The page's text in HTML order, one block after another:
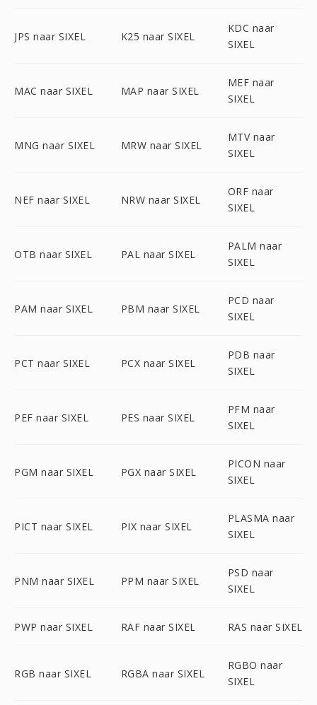
JPS naar SIXEL K25 naar SIXEL
KDC naar
SIXEL
MAC naar SIXEL MAP naar SIXEL
MEF naar
SIXEL
MNG naar SIXEL MRW naar SIXEL
MTV naar
SIXEL
NEF naar SIXEL NRW naar SIXEL
ORF naar
SIXEL
OTB naar SIXEL PAL naar SIXEL
PALM naar
SIXEL
PAM naar SIXEL PBM naar SIXEL
PCD naar
SIXEL
PCT naar SIXEL PCX naar SIXEL
PDB naar
SIXEL
PEF naar SIXEL PES naar SIXEL
PFM naar
SIXEL
PGM naar SIXEL PGX naar SIXEL
PICON naar
SIXEL
PICT naar SIXEL PIX naar SIXEL
PLASMA naar
SIXEL
PNM naar SIXEL PPM naar SIXEL
PSD naar
SIXEL
PWP naar SIXEL RAF naar SIXEL RAS naar SIXEL
RGB naar SIXEL RGBA naar SIXEL
RGBO naar
SIXEL